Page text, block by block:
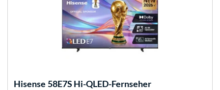
Hisense 58E7S Hi-QLED-Fernseher